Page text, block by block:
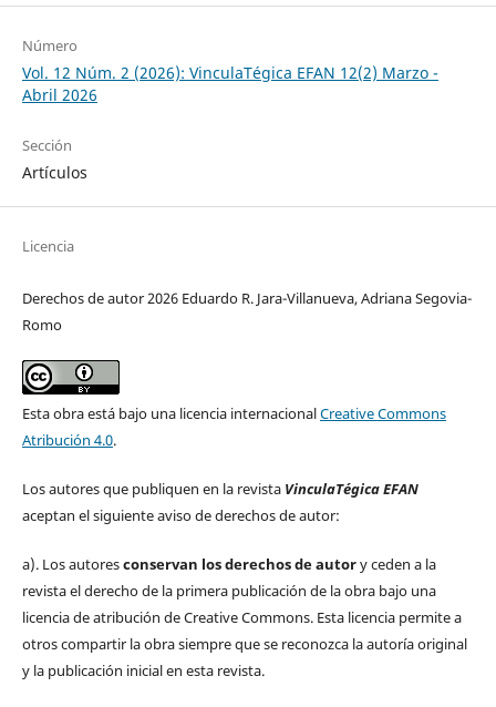
Número
Vol. 12 Núm. 2 (2026): VinculaTégica EFAN 12(2) Marzo -
Abril 2026
Sección
Artículos
Licencia
Derechos de autor 2026 Eduardo R. Jara-Villanueva, Adriana Segovia-
Romo
Esta obra está bajo una licencia internacionalCreative Commons
Atribución 4.0.
Los autores que publiquen en la revista VinculaTégica EFAN
aceptan el siguiente aviso de derechos de autor:
a). Los autoresconservan los derechos de autory ceden a la
revista el derecho de la primera publicación de la obra bajo una
licencia de atribución de Creative Commons. Esta licencia permite a
otros compartir la obra siempre que se reconozca la autoría original
y la publicación inicial en esta revista.